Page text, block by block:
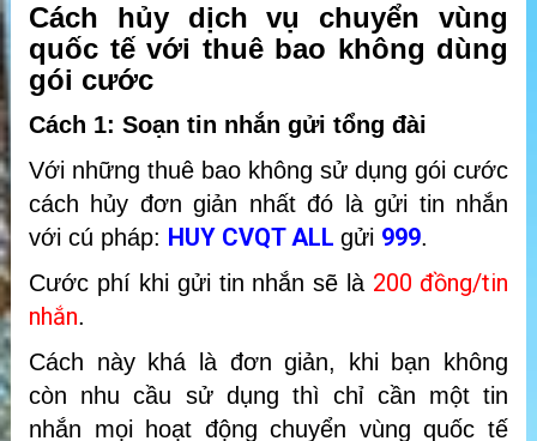
Cách hủy dịch vụ chuyển vùng
quốc tế với thuê bao không dùng
gói cước
Cách 1: Soạn tin nhắn gửi tổng đài
Với những thuê bao không sử dụng gói cước
cách hủy đơn giản nhất đó là gửi tin nhắn
với cú pháp: HUY CVQT ALL gửi 999.
Cước phí khi gửi tin nhắn sẽ là 200 đồng/tin
nhắn.
Cách này khá là đơn giản, khi bạn không
còn nhu cầu sử dụng thì chỉ cần một tin
nhắn mọi hoạt động chuyển vùng quốc tế